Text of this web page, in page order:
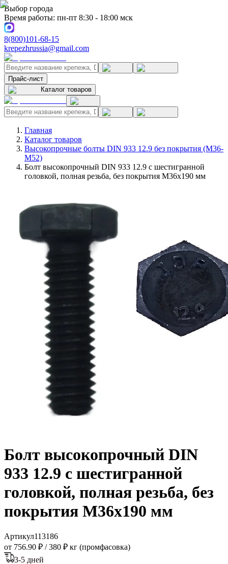
Выбор города
Время работы: пн-пт 8:30 - 18:00 мск
8(800)101-68-15
krepezhrussia@gmail.com
Прайс-лист
Каталог товаров
Главная
Каталог товаров
Высокопрочные болты DIN 933 12.9 без покрытия (M36-
M52)
Болт высокопрочный DIN 933 12.9 с шестигранной
головкой, полная резьба, без покрытия M36x190 мм
Болт высокопрочный DIN
933 12.9 с шестигранной
головкой, полная резьба, без
покрытия M36x190 мм
Артикул113186
от 756.90 ₽ /380 ₽ кг (промфасовка)
3-5 дней